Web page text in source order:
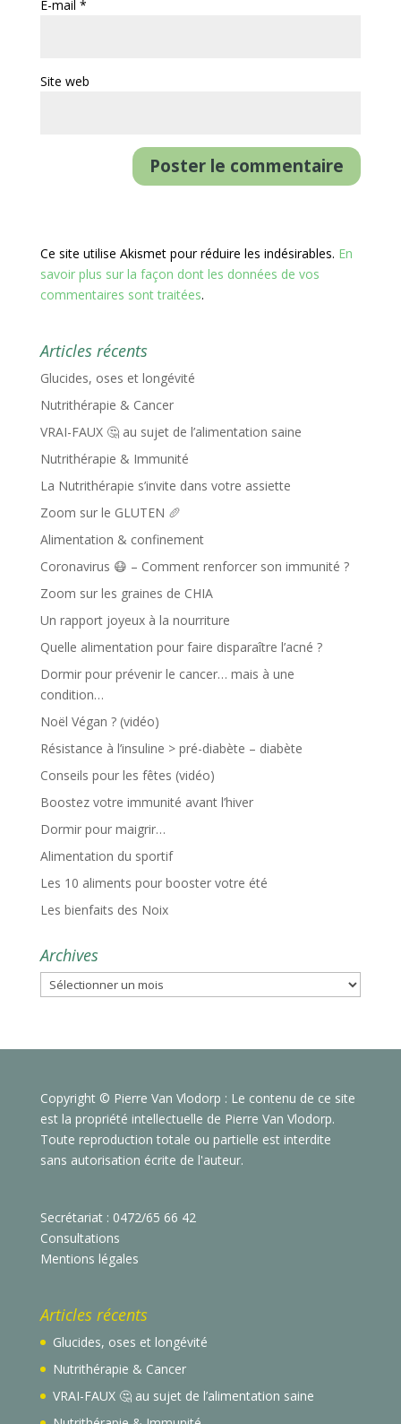
E-mail *
Site web
Ce site utilise Akismet pour réduire les indésirables. En
savoir plus sur la façon dont les données de vos
commentaires sont traitées.
Articles récents
Glucides, oses et longévité
Nutrithérapie & Cancer
VRAI-FAUX 🤔 au sujet de l’alimentation saine
Nutrithérapie & Immunité
La Nutrithérapie s’invite dans votre assiette
Zoom sur le GLUTEN 🥖
Alimentation & confinement
Coronavirus 😷 – Comment renforcer son immunité ?
Zoom sur les graines de CHIA
Un rapport joyeux à la nourriture
Quelle alimentation pour faire disparaître l’acné ?
Dormir pour prévenir le cancer… mais à une
condition…
Noël Végan ? (vidéo)
Résistance à l’insuline > pré-diabète – diabète
Conseils pour les fêtes (vidéo)
Boostez votre immunité avant l’hiver
Dormir pour maigrir…
Alimentation du sportif
Les 10 aliments pour booster votre été
Les bienfaits des Noix
Archives
Archives
Copyright © Pierre Van Vlodorp : Le contenu de ce site
est la propriété intellectuelle de Pierre Van Vlodorp.
Toute reproduction totale ou partielle est interdite
sans autorisation écrite de l'auteur.
Secrétariat : 0472/65 66 42
Consultations
Mentions légales
Articles récents
Glucides, oses et longévité
Nutrithérapie & Cancer
VRAI-FAUX 🤔 au sujet de l’alimentation saine